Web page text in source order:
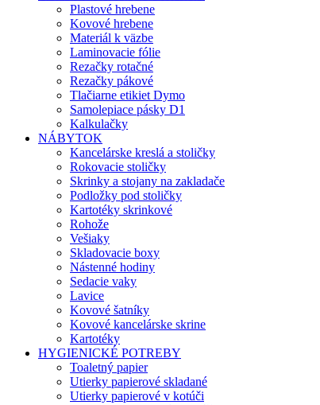
Plastové hrebene
Kovové hrebene
Materiál k väzbe
Laminovacie fólie
Rezačky rotačné
Rezačky pákové
Tlačiarne etikiet Dymo
Samolepiace pásky D1
Kalkulačky
NÁBYTOK
Kancelárske kreslá a stoličky
Rokovacie stoličky
Skrinky a stojany na zakladače
Podložky pod stoličky
Kartotéky skrinkové
Rohože
Vešiaky
Skladovacie boxy
Nástenné hodiny
Sedacie vaky
Lavice
Kovové šatníky
Kovové kancelárske skrine
Kartotéky
HYGIENICKÉ POTREBY
Toaletný papier
Utierky papierové skladané
Utierky papierové v kotúči